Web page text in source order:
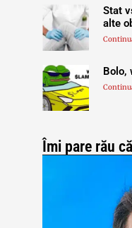
Stat
alte
Bolo,
Îmi pare rău